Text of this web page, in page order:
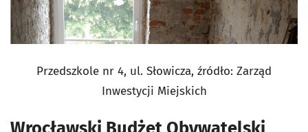
Przedszkole nr 4, ul. Słowicza, źródło: Zarząd
Inwestycji Miejskich